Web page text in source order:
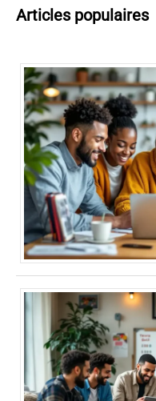
Articles populaires